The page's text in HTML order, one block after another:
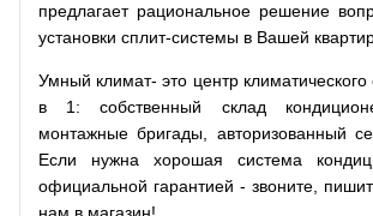
предлагает рациональное решение
установки сплит-системы в Вашей
Умный климат- это центр
в 1: собственный склад
монтажные бригады, авторизованный
Если нужна хорошая система
официальной гарантией - звоните,